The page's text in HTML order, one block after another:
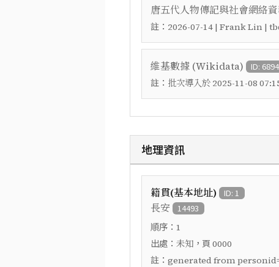
唐五代人物傳記與社會網絡
註： 2026-07-14 | Frank Lin |
維基數據 (Wikidata) ID:
註： 批次導入於 2025-11-08
地理資訊
籍貫(基本地址) ID: 1
長安 14493
順序： 1
出處： 未知 ，頁 0000
註： generated from